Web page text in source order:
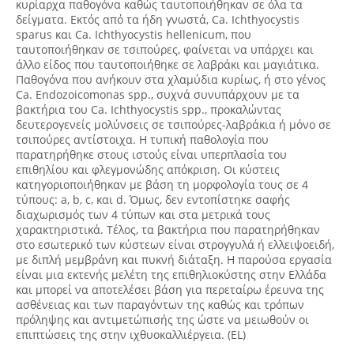
κυρίαρχα παθογόνα καθώς ταυτοποιήθηκαν σε όλα τα
δείγματα. Εκτός από τα ήδη γνωστά, Ca. Ichthyocystis
sparus και Ca. Ichthyocystis hellenicum, που
ταυτοποιήθηκαν σε τσιπούρες, φαίνεται να υπάρχει και
άλλο είδος που ταυτοποιήθηκε σε λαβράκι και μαγιάτικα.
Παθογόνα που ανήκουν στα χλαμύδια κυρίως, ή στο γένος
Ca. Endozoicomonas spp., συχνά συνυπάρχουν με τα
βακτήρια του Ca. Ichthyocystis spp., προκαλώντας
δευτερογενείς μολύνσεις σε τσιπούρες-λαβράκια ή μόνο σε
τσιπούρες αντίστοιχα. Η τυπική παθολογία που
παρατηρήθηκε στους ιστούς είναι υπερπλασία του
επιθηλίου και φλεγμονώδης απόκριση. Οι κύστεις
κατηγοριοποιήθηκαν με βάση τη μορφολογία τους σε 4
τύπους: a, b, c, και d. Όμως, δεν εντοπίστηκε σαφής
διαχωρισμός των 4 τύπων και στα μετρικά τους
χαρακτηριστικά. Τέλος, τα βακτήρια που παρατηρήθηκαν
στο εσωτερικό των κύστεων είναι στρογγυλά ή ελλειψοειδή,
με διπλή μεμβράνη και πυκνή διάταξη. Η παρούσα εργασία
είναι μια εκτενής μελέτη της επιθηλιοκύστης στην Ελλάδα
και μπορεί να αποτελέσει βάση για περεταίρω έρευνα της
ασθένειας και των παραγόντων της καθώς και τρόπων
πρόληψης και αντιμετώπισής της ώστε να μειωθούν οι
επιπτώσεις της στην ιχθυοκαλλιέργεια. (EL)